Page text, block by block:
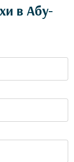
в Абу-